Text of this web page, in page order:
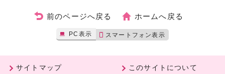
前のページへ戻る ホームへ戻る
PC表示 スマートフォン表示
サイトマップ
このサイトについて